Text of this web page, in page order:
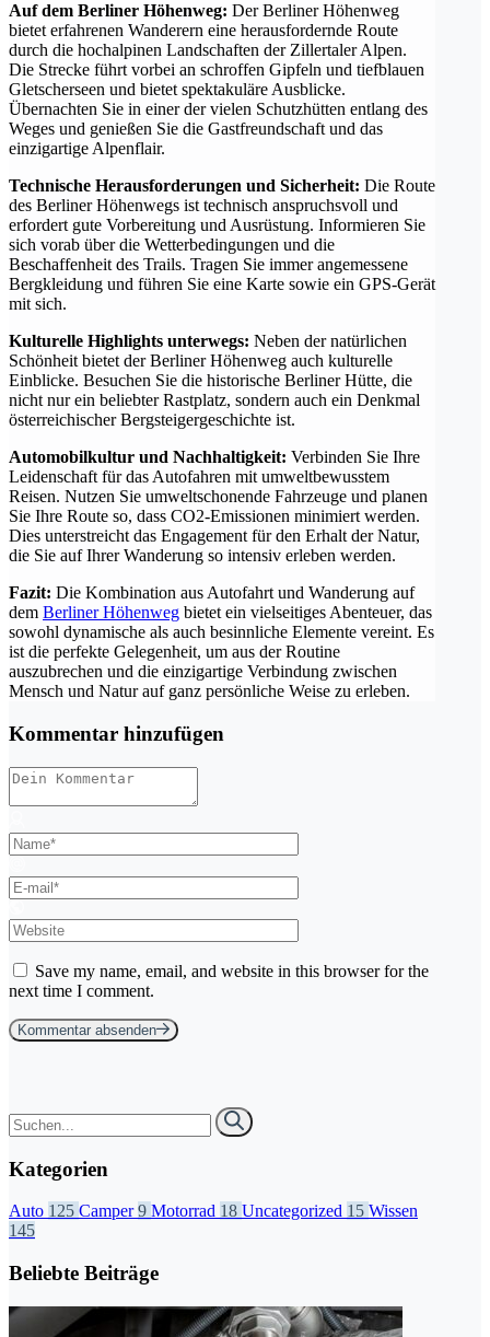
Auf dem Berliner Höhenweg: Der Berliner Höhenweg
bietet erfahrenen Wanderern eine herausfordernde Route
durch die hochalpinen Landschaften der Zillertaler Alpen.
Die Strecke führt vorbei an schroffen Gipfeln und tiefblauen
Gletscherseen und bietet spektakuläre Ausblicke.
Übernachten Sie in einer der vielen Schutzhütten entlang des
Weges und genießen Sie die Gastfreundschaft und das
einzigartige Alpenflair.
Technische Herausforderungen und Sicherheit: Die Route
des Berliner Höhenwegs ist technisch anspruchsvoll und
erfordert gute Vorbereitung und Ausrüstung. Informieren Sie
sich vorab über die Wetterbedingungen und die
Beschaffenheit des Trails. Tragen Sie immer angemessene
Bergkleidung und führen Sie eine Karte sowie ein GPS-Gerät
mit sich.
Kulturelle Highlights unterwegs: Neben der natürlichen
Schönheit bietet der Berliner Höhenweg auch kulturelle
Einblicke. Besuchen Sie die historische Berliner Hütte, die
nicht nur ein beliebter Rastplatz, sondern auch ein Denkmal
österreichischer Bergsteigergeschichte ist.
Automobilkultur und Nachhaltigkeit: Verbinden Sie Ihre
Leidenschaft für das Autofahren mit umweltbewusstem
Reisen. Nutzen Sie umweltschonende Fahrzeuge und planen
Sie Ihre Route so, dass CO2-Emissionen minimiert werden.
Dies unterstreicht das Engagement für den Erhalt der Natur,
die Sie auf Ihrer Wanderung so intensiv erleben werden.
Fazit: Die Kombination aus Autofahrt und Wanderung auf
dem Berliner Höhenweg bietet ein vielseitiges Abenteuer, das
sowohl dynamische als auch besinnliche Elemente vereint. Es
ist die perfekte Gelegenheit, um aus der Routine
auszubrechen und die einzigartige Verbindung zwischen
Mensch und Natur auf ganz persönliche Weise zu erleben.
Kommentar hinzufügen
Save my name, email, and website in this browser for the
next time I comment.
Kommentar absenden
Kategorien
Auto 125 Camper9 Motorrad 18 Uncategorized 15 Wissen
145
Beliebte Beiträge